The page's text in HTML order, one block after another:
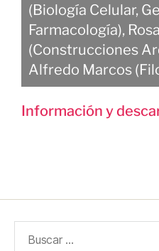
(Biología Celular,
Farmacología),
(Construcciones
Alfredo Marcos
Información y